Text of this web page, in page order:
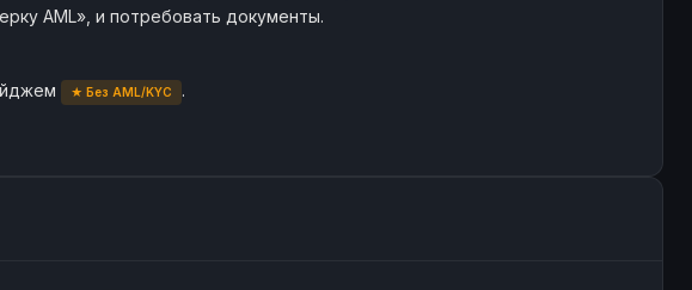
AML», и потребовать документы.
★ Без AML/KYC
.